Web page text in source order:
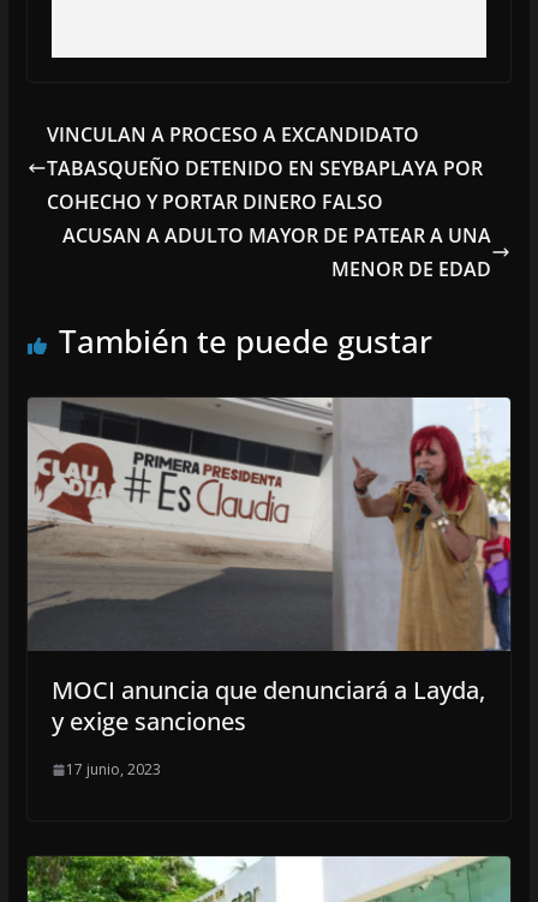
VINCULAN A PROCESO A EXCANDIDATO
TABASQUEÑO DETENIDO EN SEYBAPLAYA POR
COHECHO Y PORTAR DINERO FALSO
ACUSAN A ADULTO MAYOR DE PATEAR A UNA
MENOR DE EDAD
También te puede gustar
MOCI anuncia que denunciará a Layda,
y exige sanciones
17 junio, 2023